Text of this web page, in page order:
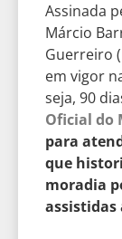
Assinada
Márcio
Guerreiro
em vigor
seja, 90
Oficial do
para
que
moradia
assistidas